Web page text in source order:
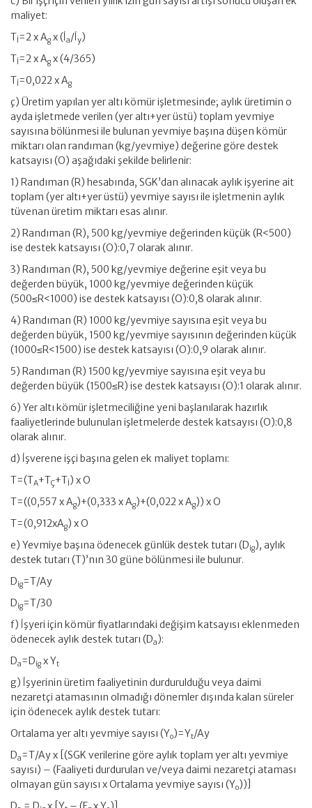
maliyet:
Tİ=2 x Ag x (İa/İy)
Tİ=2 x Ag x (4/365)
Tİ=0,022 x Ag
ç) Üretim yapılan yer altı kömür işletmesinde; aylık üretimin o
ayda işletmede verilen (yer altı+yer üstü) toplam yevmiye
sayısına bölünmesi ile bulunan yevmiye başına düşen kömür
miktarı olan randıman (kg/yevmiye) değerine göre destek
katsayısı (O) aşağıdaki şekilde belirlenir:
1) Randıman (R) hesabında, SGK’dan alınacak aylık işyerine ait
toplam (yer altı+yer üstü) yevmiye sayısı ile işletmenin aylık
tüvenan üretim miktarı esas alınır.
2) Randıman (R), 500 kg/yevmiye değerinden küçük (R<500)
ise destek katsayısı (O):0,7 olarak alınır.
3) Randıman (R), 500 kg/yevmiye değerine eşit veya bu
değerden büyük, 1000 kg/yevmiye değerinden küçük
(500≤R<1000) ise destek katsayısı (O):0,8 olarak alınır.
4) Randıman (R) 1000 kg/yevmiye sayısına eşit veya bu
değerden büyük, 1500 kg/yevmiye sayısının değerinden küçük
(1000≤R<1500) ise destek katsayısı (O):0,9 olarak alınır.
5) Randıman (R) 1500 kg/yevmiye sayısına eşit veya bu
değerden büyük (1500≤R) ise destek katsayısı (O):1 olarak alınır.
6) Yer altı kömür işletmeciliğine yeni başlanılarak hazırlık
faaliyetlerinde bulunulan işletmelerde destek katsayısı (O):0,8
olarak alınır.
d) İşverene işçi başına gelen ek maliyet toplamı:
T=(TA+TÇ+Tİ) x O
T=((0,557 x Ag)+(0,333 x Ag)+(0,022 x Ag)) x O
T=(0,912xAg) x O
e) Yevmiye başına ödenecek günlük destek tutarı (Dig), aylık
destek tutarı (T)’nın 30 güne bölünmesi ile bulunur.
Dig=T/Ay
Dig=T/30
f) İşyeri için kömür fiyatlarındaki değişim katsayısı eklenmeden
ödenecek aylık destek tutarı (Da):
Da=Dig x Yt
g) İşyerinin üretim faaliyetinin durdurulduğu veya daimi
nezaretçi atamasının olmadığı dönemler dışında kalan süreler
için ödenecek aylık destek tutarı:
Ortalama yer altı yevmiye sayısı (Yo)=Yt/Ay
Da=T/Ay x [(SGK verilerine göre aylık toplam yer altı yevmiye
sayısı) – (Faaliyeti durdurulan ve/veya daimi nezaretçi ataması
olmayan gün sayısı x Ortalama yevmiye sayısı (Yo))]